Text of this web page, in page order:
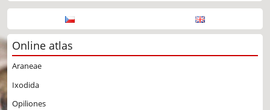
Online atlas
Araneae
Ixodida
Opiliones